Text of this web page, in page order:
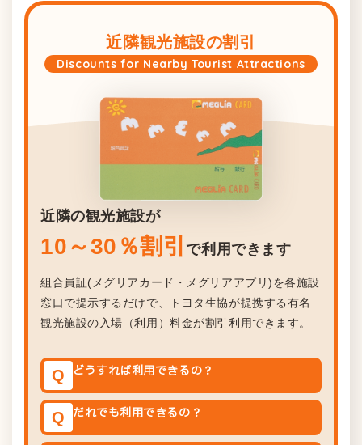
近隣観光施設の割引
Discounts for Nearby Tourist Attractions
近隣の観光施設が
10～30％割引 で利用できます
組合員証(メグリアカード・メグリアアプリ)を各施設
窓口で提示するだけで、トヨタ生協が提携する有名
観光施設の入場（利用）料金が割引利用できます。
Q どうすれば利用できるの？
Q だれでも利用できるの？